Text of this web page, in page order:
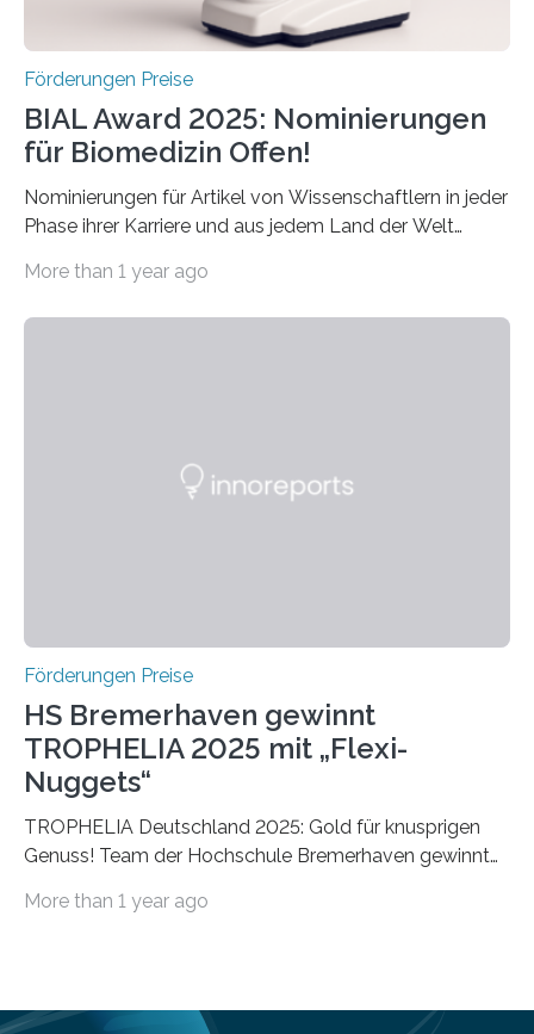
Förderungen Preise
BIAL Award 2025: Nominierungen
für Biomedizin Offen!
Nominierungen für Artikel von Wissenschaftlern in jeder
Phase ihrer Karriere und aus jedem Land der Welt
Leben gerufen, um die bemerkenswertesten
Foundation, des BIAL Award in Biomedicine ist in
More than 1 year ago
Förderungen Preise
HS Bremerhaven gewinnt
TROPHELIA 2025 mit „Flexi-
Nuggets“
TROPHELIA Deutschland 2025: Gold für knusprigen
Genuss! Team der Hochschule Bremerhaven gewinnt
ECOTROPHELIAMit der Produktidee “Flexi-Nuggets”
Studierende der Lebensmittelwissenschaften und
More than 1 year ago